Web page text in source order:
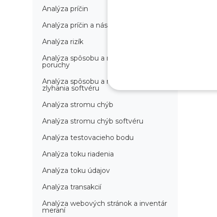
Analýza príčin
Analýza príčin a následkov
Analýza rizík
Analýza spôsobu a následkov
poruchy
Analýza spôsobu a následkov
zlyhania softvéru
Analýza stromu chýb
Analýza stromu chýb softvéru
Analýza testovacieho bodu
Analýza toku riadenia
Analýza toku údajov
Analýza transakcií
Analýza webových stránok a inventár
meraní